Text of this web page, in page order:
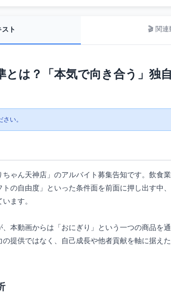
スト 🎬 関
とは？「本気で向き合う」独
い。
ゃん天神店」のアルバイト募集告知です。飲食
の自由度」といった条件面を前面に押し出す中
ます。
本動画からは「おにぎり」という一つの商品を
提供ではなく、自己成長や他者貢献を軸に据え